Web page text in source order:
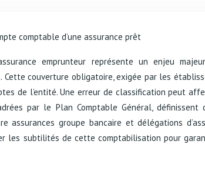
comptable d’une assurance prêt
emprunteur représente un enjeu
Cette couverture obligatoire, exigée par les
de l’entité. Une erreur de classification peut
par le Plan Comptable Général,
assurances groupe bancaire et délégations
les subtilités de cette comptabilisation pour